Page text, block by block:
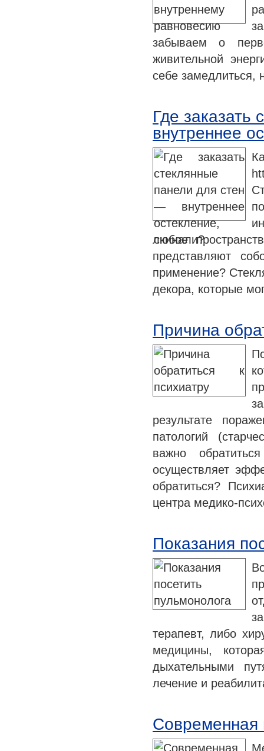
забываем о
живительной
себе
Где заказать
внутреннее
любое
представляют
применение?
декора, которые
Причина
результате
патологий
важно
осуществляет
обратиться?
центра медико-
Показания
терапевт, либо
медицины,
дыхательными
лечение и
Современная